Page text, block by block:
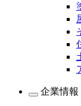
企業情報